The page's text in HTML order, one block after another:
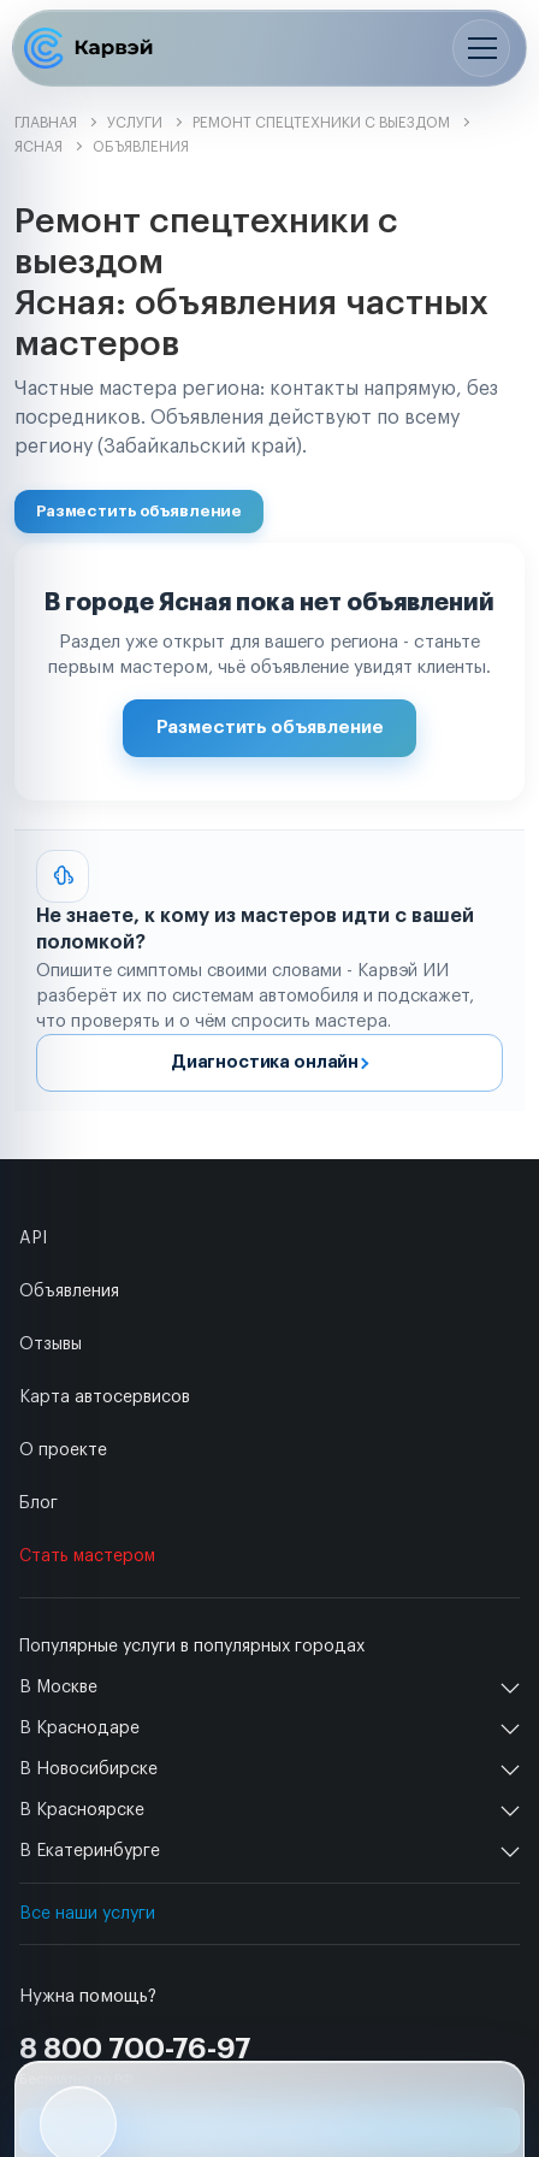
ГЛАВНАЯ УСЛУГИ
РЕМОНТ СПЕЦТЕХНИКИ С ВЫЕЗДОМ
ЯСНАЯ
ОБЪЯВЛЕНИЯ
Ремонт спецтехники с
выездом
Ясная: объявления частных
мастеров
Частные мастера региона: контакты напрямую, без
посредников. Объявления действуют по всему
региону (Забайкальский край).
Разместить объявление
В городе Ясная пока нет объявлений
Раздел уже открыт для вашего региона - станьте
первым мастером, чьё объявление увидят клиенты.
Разместить объявление
Не знаете, к кому из мастеров идти с вашей
поломкой?
Опишите симптомы своими словами - Карвэй ИИ
разберёт их по системам автомобиля и подскажет,
что проверять и о чём спросить мастера.
Диагностика онлайн
Нужна помощь?
8 800 700-76-97
Популярные услуги в популярных городах
В Москве
В Краснодаре
В Новосибирске
В Красноярске
В Екатеринбурге
Все наши услуги
API
Объявления
Отзывы
Карта автосервисов
О проекте
Блог
Стать мастером